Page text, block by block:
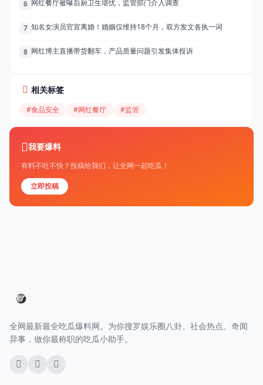
6 网红餐厅被曝后厨卫生堪忧，监管部门介入调查
7 知名女演员官宣离婚！婚姻仅维持18个月，双方发文各执一词
8 网红博主直播带货翻车，产品质量问题引发集体投诉
相关标签
#食品安全 #网红餐厅 #监管
我要爆料
有料不吐不快？投稿给我们，让全网一起吃瓜！
立即投稿
全网最新最全吃瓜爆料网。为你搜罗娱乐圈八卦、社会热点、奇闻
异事，做你最称职的吃瓜小助手。